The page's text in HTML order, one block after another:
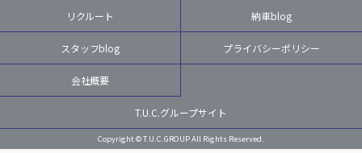
リクルート 納車blog
スタッフblog プライバシーポリシー
会社概要
T.U.C.グループサイト
Copyright © T.U.C.GROUP All Rights Reserved.